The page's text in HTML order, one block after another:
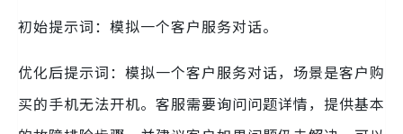
初始提示词：模拟一个客户服务对话。
优化后提示词：模拟一个客户服务对话，场景是客户购
买的手机无法开机。客服需要询问问题详情，提供基本